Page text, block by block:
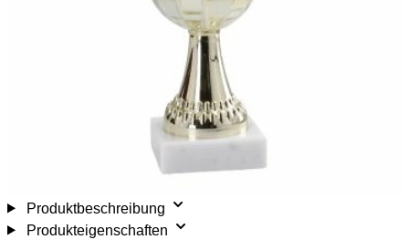
Produktbeschreibung
Produkteigenschaften